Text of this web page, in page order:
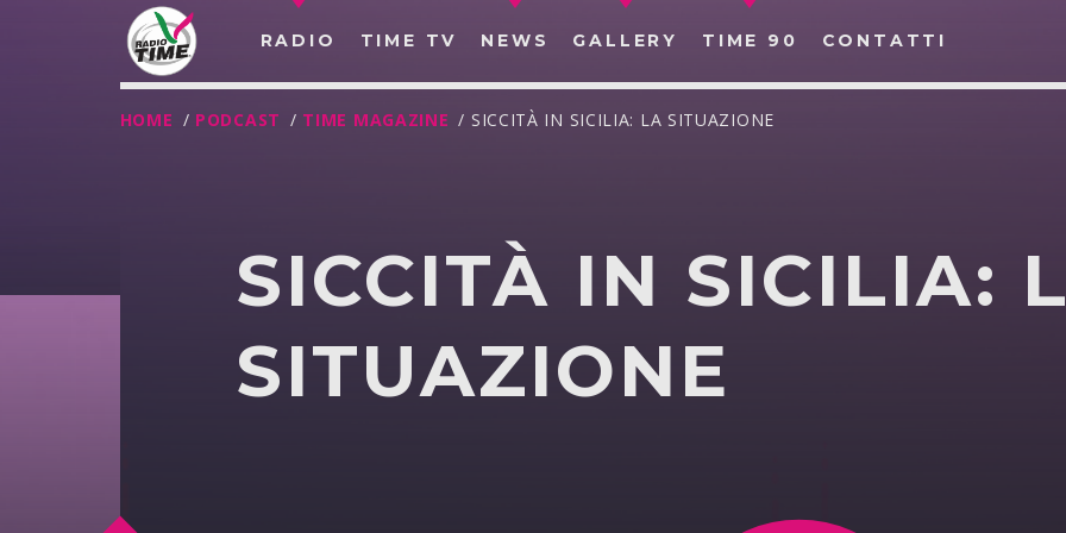
RADIO TIME TV NEWS GALLERY TIME 90 CONTATTI
CERCA NEL SITO WEB:
HOME / PODCAST / TIME MAGAZINE / SICCITÀ IN SICILIA: LA SITUAZIONE
SICCITÀ IN SICILIA:
SITUAZIONE